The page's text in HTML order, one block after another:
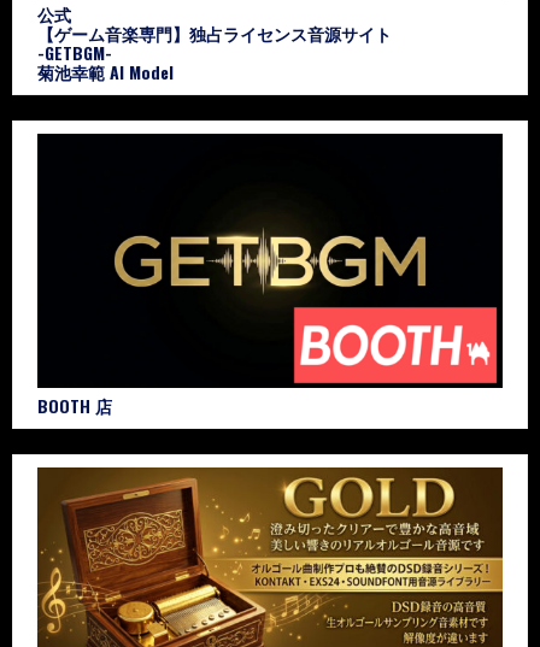
公式
【ゲーム音楽専門】独占ライセンス音源サイト
-GETBGM-
菊池幸範 AI Model
BOOTH 店